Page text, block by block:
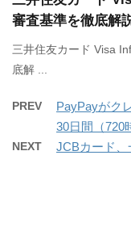
審査基準を徹底解
三井住友カード Visa
底解 ...
PREV
PayPayがク
30日間（720
NEXT JCBカード